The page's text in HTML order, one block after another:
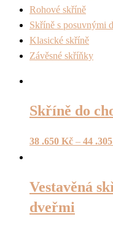
Rohové skříně
Skříně s posuvnými
Klasické skříně
Závěsné skříňky
Skříně do
38 .650 Kč – 44 .305
Vestavěná
dveřmi